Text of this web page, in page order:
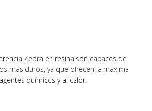
Zebra en resina son capaces de
más duros, ya que ofrecen la máxima
químicos y al calor.